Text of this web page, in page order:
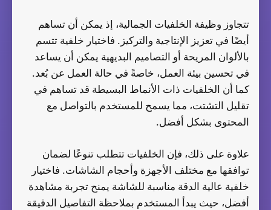
تتجاوز وظيفة الخلفيات الجمالية، إذ يمكن أن تساهم
أيضًا في تعزيز الإنتاجية والتركيز. فاختيار خلفية تتسم
بالألوان المريحة أو التصاميم البديهية يمكن أن يساعد
في تحسين بيئة العمل، خاصةً في حالة العمل عن بُعد.
كما أن الخلفيات ذات الأنماط البسيطة قد تساهم في
تقليل التشتت، مما يسمح للمستخدم بالتواصل مع
المحتوى بشكل أفضل.
علاوة على ذلك، فإن الخلفيات تتطلب تنوعًا لضمان
توافقها مع مختلف الأجهزة وأحجام الشاشات. فاختيار
خلفية عالية الدقة مناسبة للشاشة يمنح تجربة مشاهدة
أفضل، حيث يبدأ المستخدم بملاحظة التفاصيل الدقيقة